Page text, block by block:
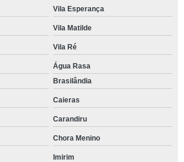
Vila Esperança
Vila Matilde
Vila Ré
Água Rasa
Brasilândia
Caieras
Carandiru
Chora Menino
Imirim